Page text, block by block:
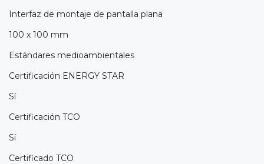
Interfaz de montaje de pantalla plana
100 x 100 mm
Estándares medioambientales
Certificación ENERGY STAR
Sí
Certificación TCO
Sí
Certificado TCO